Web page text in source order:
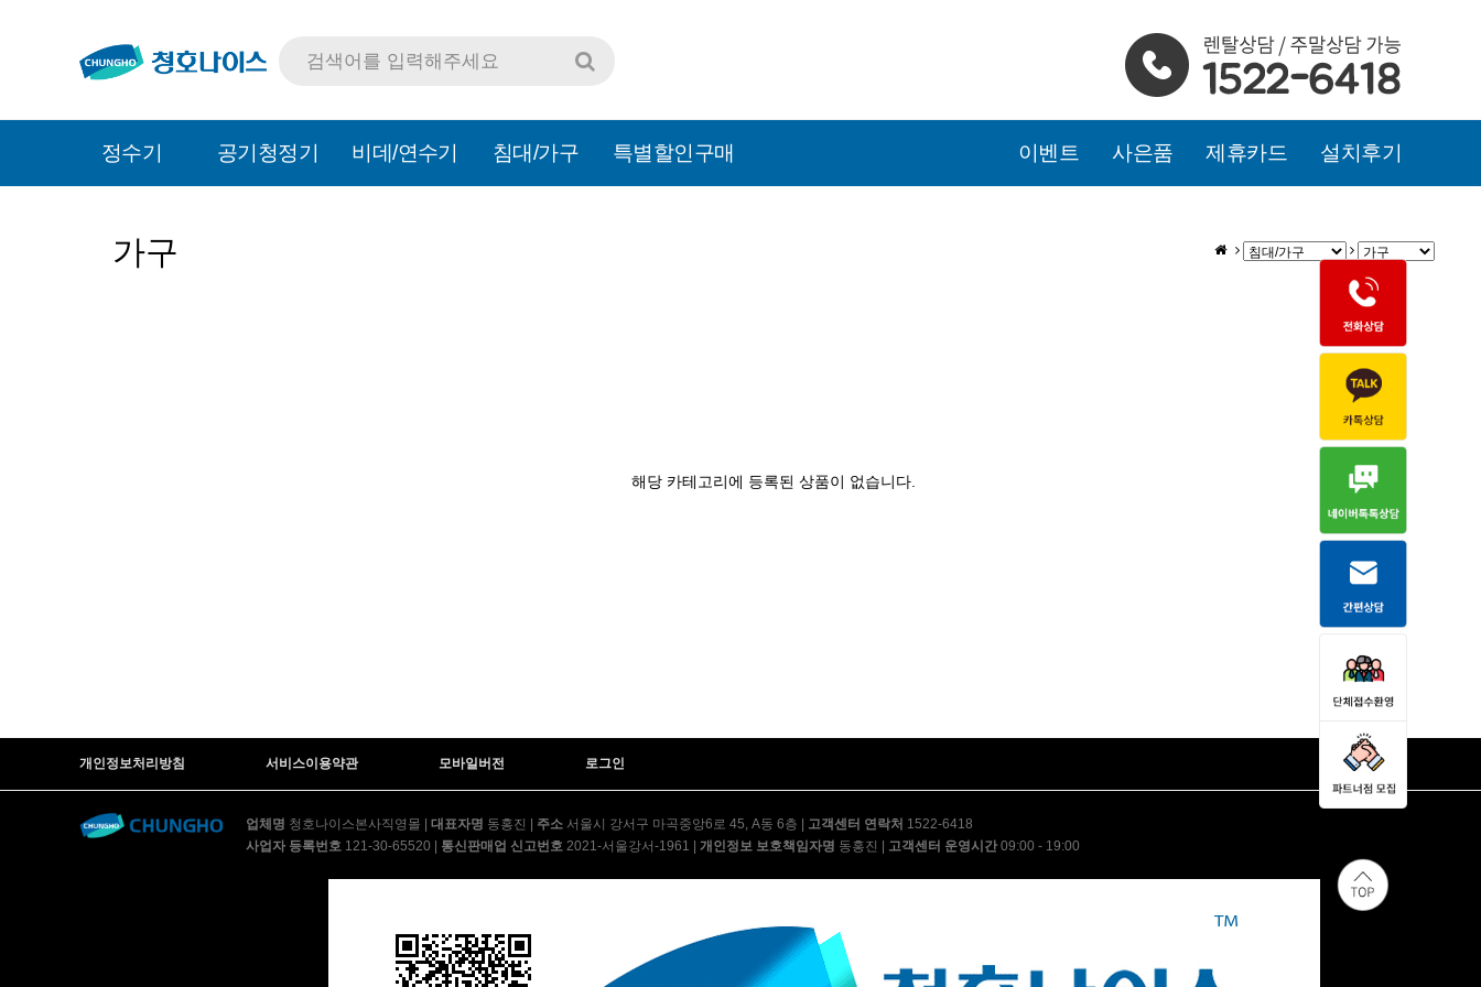
정수기 공기청정기 비데/연수기 침대/가구 특별할인구매 이벤트 사은품 제휴카드 설치후기
가구
해당 카테고리에 등록된 상품이 없습니다.
개인정보처리방침 서비스이용약관 모바일버전 로그인
업체명 청호나이스본사직영몰 대표자명 동홍진 주소 서울시 강서구 마곡중앙6로 45, A동 6층 고객센터 연락처 1522-6418
사업자 등록번호 121-30-65520 통신판매업 신고번호 2021-서울강서-1961 개인정보 보호책임자명 동홍진 고객센터 운영시간 09:00 - 19:00